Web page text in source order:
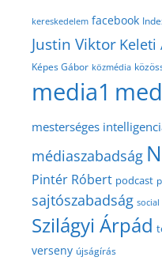
kereskedelem facebook
Justin Viktor Keleti
Képes Gábor közmédia
media1
mesterséges
médiaszabadság
Pintér Róbert podcast
sajtószabadság social
Szilágyi Árpád
verseny újságírás